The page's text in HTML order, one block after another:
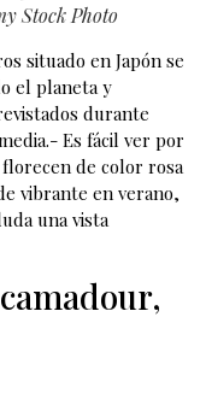
Stock Photo
situado en Japón se
el planeta y
durante
Es fácil ver por
de color rosa
vibrante en verano,
una vista